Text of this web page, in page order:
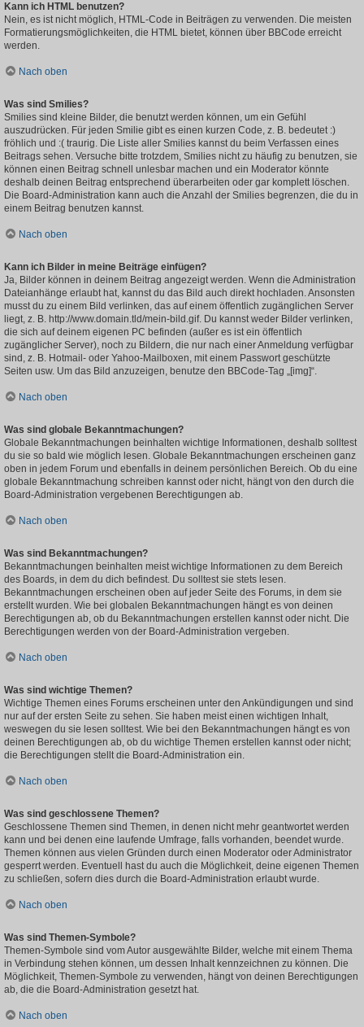
Kann ich HTML benutzen?
Nein, es ist nicht möglich, HTML-Code in Beiträgen zu verwenden. Die meisten
Formatierungsmöglichkeiten, die HTML bietet, können über BBCode erreicht
werden.
Nach oben
Was sind Smilies?
Smilies sind kleine Bilder, die benutzt werden können, um ein Gefühl
auszudrücken. Für jeden Smilie gibt es einen kurzen Code, z. B. bedeutet :)
fröhlich und :( traurig. Die Liste aller Smilies kannst du beim Verfassen eines
Beitrags sehen. Versuche bitte trotzdem, Smilies nicht zu häufig zu benutzen, sie
können einen Beitrag schnell unlesbar machen und ein Moderator könnte
deshalb deinen Beitrag entsprechend überarbeiten oder gar komplett löschen.
Die Board-Administration kann auch die Anzahl der Smilies begrenzen, die du in
einem Beitrag benutzen kannst.
Nach oben
Kann ich Bilder in meine Beiträge einfügen?
Ja, Bilder können in deinem Beitrag angezeigt werden. Wenn die Administration
Dateianhänge erlaubt hat, kannst du das Bild auch direkt hochladen. Ansonsten
musst du zu einem Bild verlinken, das auf einem öffentlich zugänglichen Server
liegt, z. B. http://www.domain.tld/mein-bild.gif. Du kannst weder Bilder verlinken,
die sich auf deinem eigenen PC befinden (außer es ist ein öffentlich
zugänglicher Server), noch zu Bildern, die nur nach einer Anmeldung verfügbar
sind, z. B. Hotmail- oder Yahoo-Mailboxen, mit einem Passwort geschützte
Seiten usw. Um das Bild anzuzeigen, benutze den BBCode-Tag „[img]“.
Nach oben
Was sind globale Bekanntmachungen?
Globale Bekanntmachungen beinhalten wichtige Informationen, deshalb solltest
du sie so bald wie möglich lesen. Globale Bekanntmachungen erscheinen ganz
oben in jedem Forum und ebenfalls in deinem persönlichen Bereich. Ob du eine
globale Bekanntmachung schreiben kannst oder nicht, hängt von den durch die
Board-Administration vergebenen Berechtigungen ab.
Nach oben
Was sind Bekanntmachungen?
Bekanntmachungen beinhalten meist wichtige Informationen zu dem Bereich
des Boards, in dem du dich befindest. Du solltest sie stets lesen.
Bekanntmachungen erscheinen oben auf jeder Seite des Forums, in dem sie
erstellt wurden. Wie bei globalen Bekanntmachungen hängt es von deinen
Berechtigungen ab, ob du Bekanntmachungen erstellen kannst oder nicht. Die
Berechtigungen werden von der Board-Administration vergeben.
Nach oben
Was sind wichtige Themen?
Wichtige Themen eines Forums erscheinen unter den Ankündigungen und sind
nur auf der ersten Seite zu sehen. Sie haben meist einen wichtigen Inhalt,
weswegen du sie lesen solltest. Wie bei den Bekanntmachungen hängt es von
deinen Berechtigungen ab, ob du wichtige Themen erstellen kannst oder nicht;
die Berechtigungen stellt die Board-Administration ein.
Nach oben
Was sind geschlossene Themen?
Geschlossene Themen sind Themen, in denen nicht mehr geantwortet werden
kann und bei denen eine laufende Umfrage, falls vorhanden, beendet wurde.
Themen können aus vielen Gründen durch einen Moderator oder Administrator
gesperrt werden. Eventuell hast du auch die Möglichkeit, deine eigenen Themen
zu schließen, sofern dies durch die Board-Administration erlaubt wurde.
Nach oben
Was sind Themen-Symbole?
Themen-Symbole sind vom Autor ausgewählte Bilder, welche mit einem Thema
in Verbindung stehen können, um dessen Inhalt kennzeichnen zu können. Die
Möglichkeit, Themen-Symbole zu verwenden, hängt von deinen Berechtigungen
ab, die die Board-Administration gesetzt hat.
Nach oben